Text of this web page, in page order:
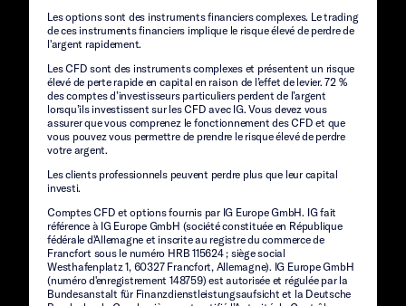
Les options sont des instruments financiers complexes. Le trading
de ces instruments financiers implique le risque élevé de perdre de
l'argent rapidement.
Les CFD sont des instruments complexes et présentent un risque
élevé de perte rapide en capital en raison de l’effet de levier. 72 %
des comptes d’investisseurs particuliers perdent de l’argent
lorsqu’ils investissent sur les CFD avec IG. Vous devez vous
assurer que vous comprenez le fonctionnement des CFD et que
vous pouvez vous permettre de prendre le risque élevé de perdre
votre argent.
Les clients professionnels peuvent perdre plus que leur capital
investi.
Comptes CFD et options fournis par IG Europe GmbH. IG fait
référence à IG Europe GmbH (société constituée en République
fédérale d'Allemagne et inscrite au registre du commerce de
Francfort sous le numéro HRB 115624 ; siège social
Westhafenplatz 1, 60327 Francfort, Allemagne). IG Europe GmbH
(numéro d'enregistrement 148759) est autorisée et régulée par la
Bundesanstalt für Finanzdienstleistungsaufsicht et la Deutsche